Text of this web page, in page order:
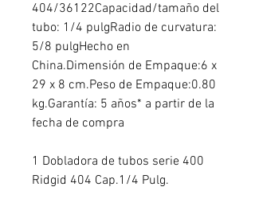
404/36122Capacidad/tamaño del
tubo: 1/4 pulgRadio de curvatura:
5/8 pulgHecho en
China.Dimensión de Empaque:6 x
29 x 8 cm.Peso de Empaque:0.80
kg.Garantía: 5 años* a partir de la
fecha de compra
1 Dobladora de tubos serie 400
Ridgid 404 Cap.1/4 Pulg.